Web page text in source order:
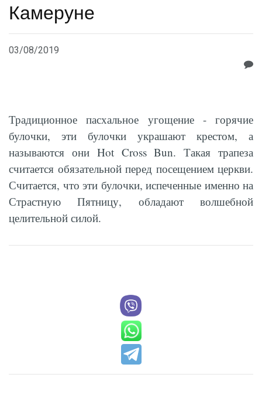
Камеруне
03/08/2019
Традиционное пасхальное угощение - горячие
булочки, эти булочки украшают крестом, а
называются они Hot Cross Bun. Такая трапеза
считается обязательной перед посещением церкви.
Считается, что эти булочки, испеченные именно на
Страстную Пятницу, обладают волшебной
целительной силой.